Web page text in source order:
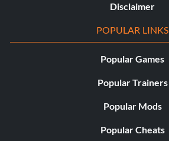
Disclaimer
POPULAR LINKS
Popular Games
Popular Trainers
Popular Mods
Popular Cheats